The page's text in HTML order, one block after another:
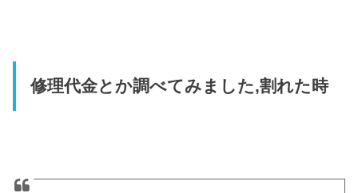
修理代金とか調べてみました,割れた時